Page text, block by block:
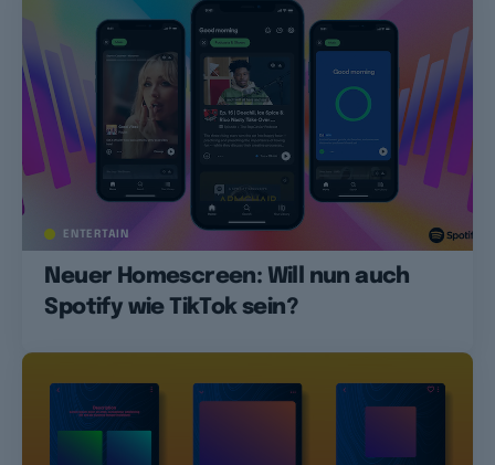
ENTERTAIN
Neuer Homescreen: Will nun auch
Spotify wie TikTok sein?